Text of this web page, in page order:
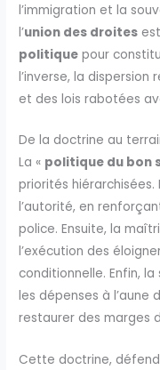
l’immigration et la
l’union des droites
politique pour
l’inverse, la
et des lois rabotées
De la doctrine au
La « politique du bon
priorités hiérarchisées.
l’autorité, en
police. Ensuite, la
l’exécution des
conditionnelle. Enfin,
les dépenses à l’aune
restaurer des marges
Cette doctrine,